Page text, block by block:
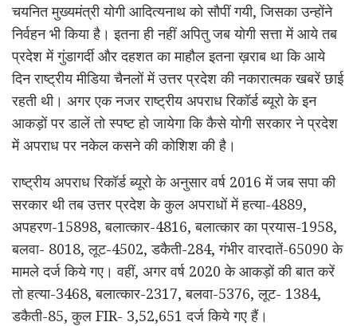
चयनित मुख्यमंत्री योगी आदित्यनाथ को सौपीं गयी, जिसका उन्होंने
निर्वहन भी किया है । इतना ही नहीं अपितु जब योगी सत्ता में आये तब
प्रदेश में गुंडागर्दी और दहशत का माहौल इतना ख़राब था कि आये
दिन राष्ट्रीय मीडिया चैनलों में उत्तर प्रदेश की नकारात्मक खबरें छाई
रहती थी। अगर एक नजर राष्‍ट्रीय अपराध रिकॉर्ड ब्‍यूरो के इन
आकड़ों पर डालें तो स्पष्ट हो जायेगा कि कैसे योगी सरकार ने प्रदेश
में अपराध पर नकेल कसने की कोशिश की है।
राष्‍ट्रीय अपराध रिकॉर्ड ब्‍यूरोके अनुसार वर्ष 2016 में जब सपा की
सरकार थी तब उत्तर प्रदेश के कुल अपराधों में हत्या-4889,
अपहरण-15898, बलात्कार-4816, बलात्कार का प्रयास-1958,
बलवा- 8018, लूट-4502, डकैती-284, गंभीर वारदातें-65090 के
मामले दर्ज किये गए । वहीं, अगर वर्ष 2020 के आकड़ों की बात करें
तो हत्या-3468, बलात्कार-2317, बलवा-5376, लूट- 1384,
डकैती-85, कुल FIR- 3,52,651 दर्ज किये गए हैं।